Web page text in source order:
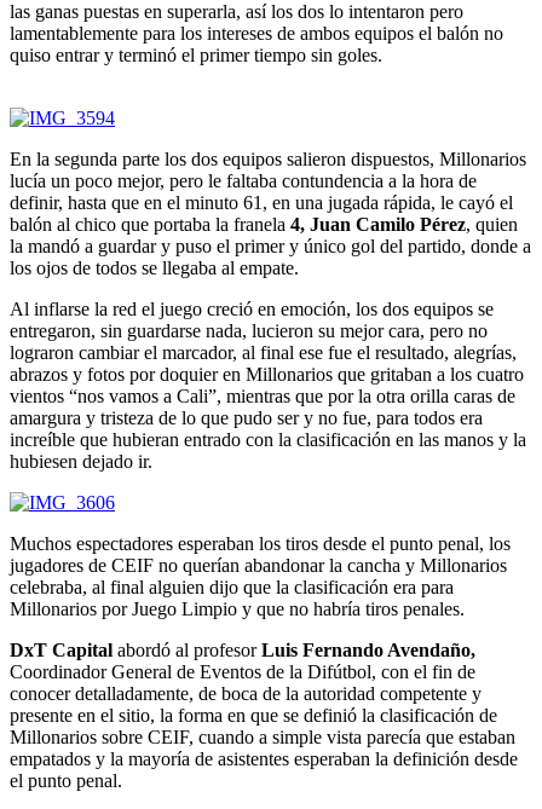
las ganas puestas en superarla, así los dos lo intentaron pero
lamentablemente para los intereses de ambos equipos el balón no
quiso entrar y terminó el primer tiempo sin goles.
En la segunda parte los dos equipos salieron dispuestos, Millonarios
lucía un poco mejor, pero le faltaba contundencia a la hora de
definir, hasta que en el minuto 61, en una jugada rápida, le cayó el
balón al chico que portaba la franela 4, Juan Camilo Pérez, quien
la mandó a guardar y puso el primer y único gol del partido, donde a
los ojos de todos se llegaba al empate.
Al inflarse la red el juego creció en emoción, los dos equipos se
entregaron, sin guardarse nada, lucieron su mejor cara, pero no
lograron cambiar el marcador, al final ese fue el resultado, alegrías,
abrazos y fotos por doquier en Millonarios que gritaban a los cuatro
vientos “nos vamos a Cali”, mientras que por la otra orilla caras de
amargura y tristeza de lo que pudo ser y no fue, para todos era
increíble que hubieran entrado con la clasificación en las manos y la
hubiesen dejado ir.
Muchos espectadores esperaban los tiros desde el punto penal, los
jugadores de CEIF no querían abandonar la cancha y Millonarios
celebraba, al final alguien dijo que la clasificación era para
Millonarios por Juego Limpio y que no habría tiros penales.
DxT Capital abordó al profesorLuis Fernando Avendaño,
Coordinador General de Eventos de la Difútbol, con el fin de
conocer detalladamente, de boca de la autoridad competente y
presente en el sitio, la forma en que se definió la clasificación de
Millonarios sobre CEIF, cuando a simple vista parecía que estaban
empatados y la mayoría de asistentes esperaban la definición desde
el punto penal.